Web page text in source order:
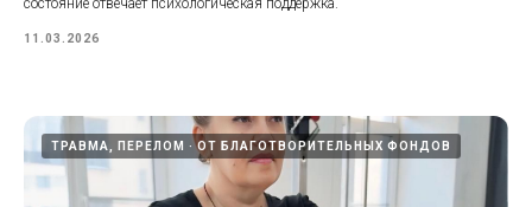
состояние отвечает психологическая поддержка.
11.03.2026
ТРАВМА, ПЕРЕЛОМ ОТ БЛАГОТВОРИТЕЛЬНЫХ ФОНДОВ